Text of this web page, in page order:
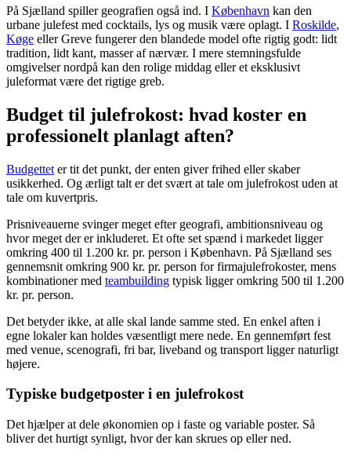
På Sjælland spiller geografien også ind. I København kan den
urbane julefest med cocktails, lys og musik være oplagt. I Roskilde,
Køge eller Greve fungerer den blandede model ofte rigtig godt: lidt
tradition, lidt kant, masser af nærvær. I mere stemningsfulde
omgivelser nordpå kan den rolige middag eller et eksklusivt
juleformat være det rigtige greb.
Budget til julefrokost: hvad koster en
professionelt planlagt aften?
Budgettet er tit det punkt, der enten giver frihed eller skaber
usikkerhed. Og ærligt talt er det svært at tale om julefrokost uden at
tale om kuvertpris.
Prisniveauerne svinger meget efter geografi, ambitionsniveau og
hvor meget der er inkluderet. Et ofte set spænd i markedet ligger
omkring 400 til 1.200 kr. pr. person i København. På Sjælland ses
gennemsnit omkring 900 kr. pr. person for firmajulefrokoster, mens
kombinationer med teambuilding typisk ligger omkring 500 til 1.200
kr. pr. person.
Det betyder ikke, at alle skal lande samme sted. En enkel aften i
egne lokaler kan holdes væsentligt mere nede. En gennemført fest
med venue, scenografi, fri bar, liveband og transport ligger naturligt
højere.
Typiske budgetposter i en julefrokost
Det hjælper at dele økonomien op i faste og variable poster. Så
bliver det hurtigt synligt, hvor der kan skrues op eller ned.